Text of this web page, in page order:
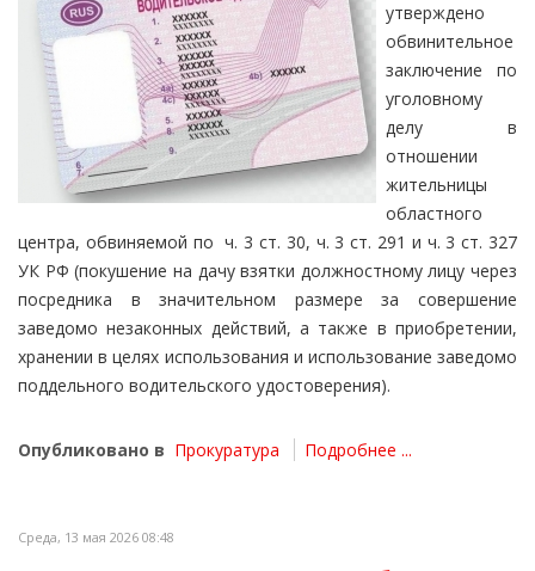
утверждено
обвинительное
заключение по
уголовному
делу в
отношении
жительницы
областного
центра, обвиняемой по ч. 3 ст. 30, ч. 3 ст. 291 и ч. 3 ст. 327
УК РФ (покушение на дачу взятки должностному лицу через
посредника в значительном размере за совершение
заведомо незаконных действий, а также в приобретении,
хранении в целях использования и использование заведомо
поддельного водительского удостоверения).
Опубликовано в Прокуратура Подробнее ...
Среда, 13 мая 2026 08:48